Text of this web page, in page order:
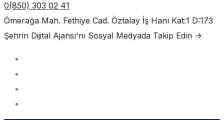
0(850) 303 02 41
Ömerağa Mah. Fethiye Cad. Öztalay İş Hanı Kat:1 D:173
Şehrin Dijital Ajansı'nı Sosyal Medyada Takip Edin ->